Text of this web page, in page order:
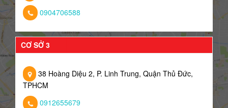
0904706588
CƠ SỞ 3
38 Hoàng Diệu 2, P. Linh Trung, Quận Thủ Đức,
TPHCM
0912655679